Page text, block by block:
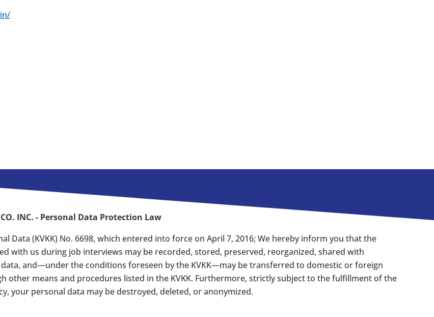
CO. INC. - Personal Data Protection Law
Data (KVKK) No. 6698, which entered into force on April 7, 2016; We hereby inform you that the
with us during job interviews may be recorded, stored, preserved, reorganized, shared with
and—under the conditions foreseen by the KVKK—may be transferred to domestic or foreign
other means and procedures listed in the KVKK. Furthermore, strictly subject to the fulfillment of the
your personal data may be destroyed, deleted, or anonymized.